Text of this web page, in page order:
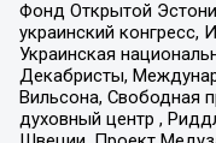
Фонд Открытой
украинский конгресс,
Украинская
Декабристы,
Вильсона, Свободная
духовный центр ,